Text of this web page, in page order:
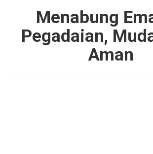
Menabung
Pegadaian,
Aman